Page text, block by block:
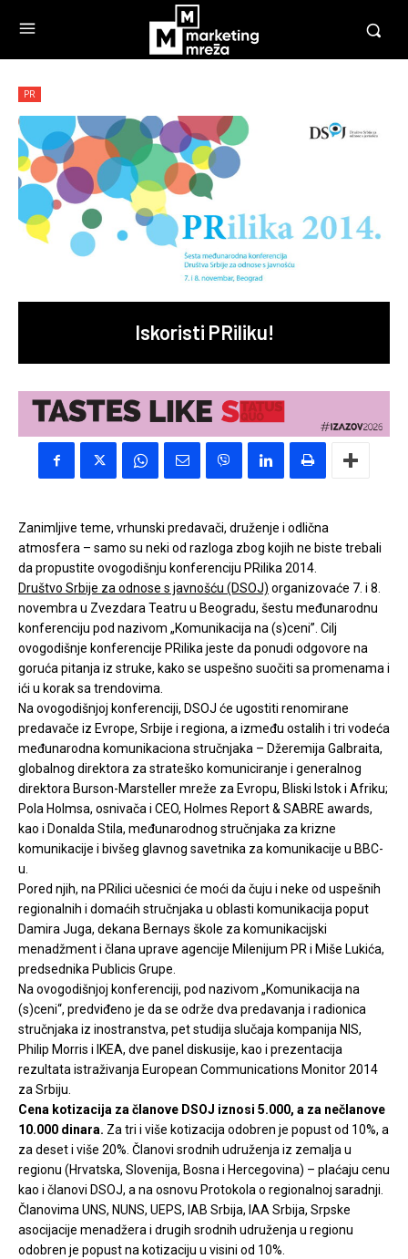
PR
Iskoristi PRiliku!
Zanimljive teme, vrhunski predavači, druženje i odlična
atmosfera – samo su neki od razloga zbog kojih ne biste trebali
da propustite ovogodišnju konferenciju PRilika 2014.
Društvo Srbije za odnose s javnošću (DSOJ) organizovaće 7. i 8.
novembra u Zvezdara Teatru u Beogradu, šestu međunarodnu
konferenciju pod nazivom „Komunikacija na (s)ceni”. Cilj
ovogodišnje konferencije PRilika jeste da ponudi odgovore na
goruća pitanja iz struke, kako se uspešno suočiti sa promenama i
ići u korak sa trendovima.
Na ovogodišnjoj konferenciji, DSOJ će ugostiti renomirane
predavače iz Evrope, Srbije i regiona, a između ostalih i tri vodeća
međunarodna komunikaciona stručnjaka – Džeremija Galbraita,
globalnog direktora za strateško komuniciranje i generalnog
direktora Burson-Marsteller mreže za Evropu, Bliski Istok i Afriku;
Pola Holmsa, osnivača i CEO, Holmes Report & SABRE awards,
kao i Donalda Stila, međunarodnog stručnjaka za krizne
komunikacije i bivšeg glavnog savetnika za komunikacije u BBC-
u.
Pored njih, na PRilici učesnici će moći da čuju i neke od uspešnih
regionalnih i domaćih stručnjaka u oblasti komunikacija poput
Damira Juga, dekana Bernays škole za komunikacijski
menadžment i člana uprave agencije Milenijum PR i Miše Lukića,
predsednika Publicis Grupe.
Na ovogodišnjoj konferenciji, pod nazivom „Komunikacija na
(s)ceni“, predviđeno je da se održe dva predavanja i radionica
stručnjaka iz inostranstva, pet studija slučaja kompanija NIS,
Philip Morris i IKEA, dve panel diskusije, kao i prezentacija
rezultata istraživanja European Communications Monitor 2014
za Srbiju.
Cena kotizacija za članove DSOJ iznosi 5.000, a za nečlanove
10.000 dinara. Za tri i više kotizacija odobren je popust od 10%, a
za deset i više 20%. Članovi srodnih udruženja iz zemalja u
regionu (Hrvatska, Slovenija, Bosna i Hercegovina) – plaćaju cenu
kao i članovi DSOJ, a na osnovu Protokola o regionalnoj saradnji.
Članovima UNS, NUNS, UEPS, IAB Srbija, IAA Srbija, Srpske
asocijacije menadžera i drugih srodnih udruženja u regionu
odobren je popust na kotizaciju u visini od 10%.